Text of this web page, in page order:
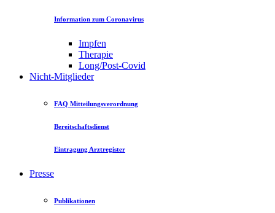
Information zum Coronavirus
Impfen
Therapie
Long/Post-Covid
Nicht-Mitglieder
FAQ Mitteilungsverordnung
Bereitschaftsdienst
Eintragung Arztregister
Presse
Publikationen